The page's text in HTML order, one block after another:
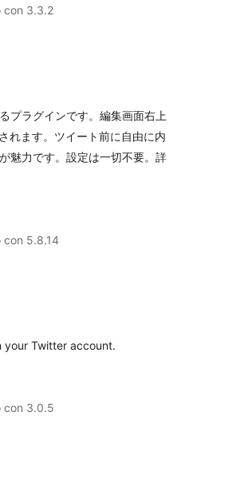
con 3.3.2
プラグインです。編集画面右上
れます。ツイート前に自由に内
魅力です。設定は一切不要。詳
con 5.8.14
your Twitter account.
con 3.0.5